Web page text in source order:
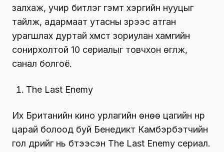
залхаж, учир битүүлэг гэмт хэргийн нууцыг
тайлж, адармаат утасны үзүүрээс атган
урагшлах дуртай хүмүүст зориулан хамгийн
сонирхолтой 10 сериалыг товчхон өгүүлж,
санал болгоё.
The Last Enemy
Их Британийн кино урлагийн өнөө цагийн нүүр
царай болоод буй Бенедикт Камбэрбэтчийн
гол дүрийг нь бүтээсэн The Last Enemy сериал.